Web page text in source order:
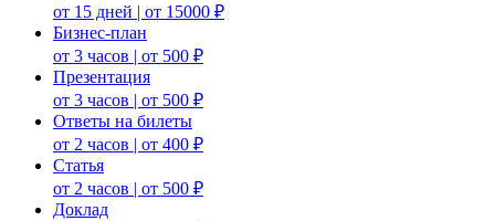
от 15 дней | от 15000 ₽
Бизнес-план
от 3 часов | от 500 ₽
Презентация
от 3 часов | от 500 ₽
Ответы на билеты
от 2 часов | от 400 ₽
Статья
от 2 часов | от 500 ₽
Доклад